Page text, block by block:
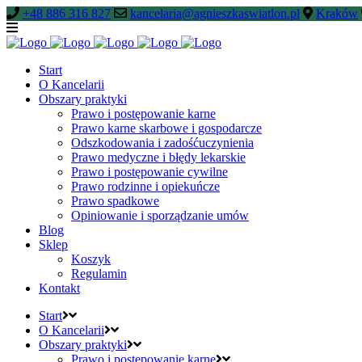
+48 886 316 827 kancelaria@agnieszkaswiatlon.pl Kraków
Start
O Kancelarii
Obszary praktyki
Prawo i postępowanie karne
Prawo karne skarbowe i gospodarcze
Odszkodowania i zadośćuczynienia
Prawo medyczne i błędy lekarskie
Prawo i postępowanie cywilne
Prawo rodzinne i opiekuńcze
Prawo spadkowe
Opiniowanie i sporządzanie umów
Blog
Sklep
Koszyk
Regulamin
Kontakt
Start
O Kancelarii
Obszary praktyki
Prawo i postępowanie karne